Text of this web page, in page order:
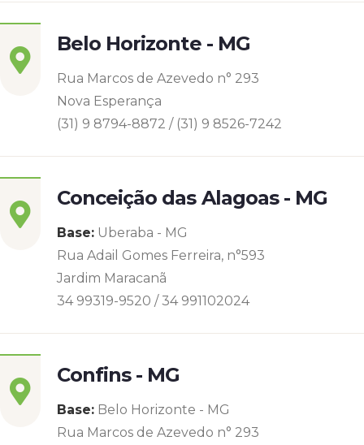
Belo Horizonte - MG
Rua Marcos de Azevedo n° 293
Nova Esperança
(31) 9 8794-8872 / (31) 9 8526-7242
Conceição das Alagoas - MG
Base: Uberaba - MG
Rua Adail Gomes Ferreira, n°593
Jardim Maracanã
34 99319-9520 / 34 991102024
Confins - MG
Base: Belo Horizonte - MG
Rua Marcos de Azevedo n° 293